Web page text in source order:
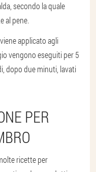
secondo la quale
al pene.
applicato agli
vengono eseguiti per 5
dopo due minuti, lavati
PER
ricette per